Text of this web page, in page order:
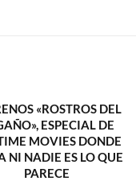
«ROSTROS DEL
ESPECIAL DE
MOVIES DONDE
NI NADIE ES LO QUE
PARECE